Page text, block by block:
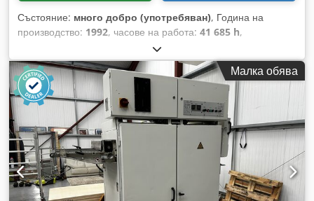
Състояние: много добро (употребяван), Година на
производство: 1992, часове на работа: 41 685 h,
Технически данни: Номинална мощност, kW: 11,3 Формова
площ, mm: 475 x 250 макс. ширина на фолиото, mm: 495
мин. ширина на фолиото, mm: 150 Codpfx Akjq A Um
Rersha макс. дължина на подаване, mm: 280 мин. дължина
на подаване, mm: 50 макс. дълбочина на изтегляне/
негатив, mm: 100 работен цикъл/мин. - макс.: 48 разход на
въздух/цикл при 6 bar: 100 Nl (сгъстен въздух) Отделяема
топлинна енергия: само с горно нагряване ок. 10 260 KJ/h с
горно и долно нагряване ок. 17 715 KJ/h Специално
оборудване: наличие на кух под Електрически шкаф:
включен
Малка обява